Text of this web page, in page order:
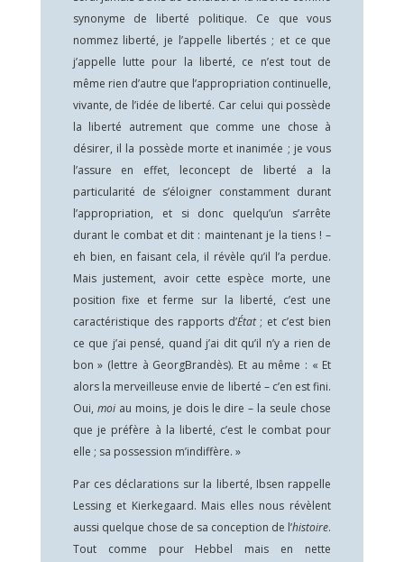
synonyme de liberté politique. Ce que vous
nommez liberté, je l’appelle libertés ; et ce que
j’appelle lutte pour la liberté, ce n’est tout de
même rien d’autre que l’appropriation continuelle,
vivante, de l’idée de liberté. Car celui qui possède
la liberté autrement que comme une chose à
désirer, il la possède morte et inanimée ; je vous
l’assure en effet, leconcept de liberté a la
particularité de s’éloigner constamment durant
l’appropriation, et si donc quelqu’un s’arrête
durant le combat et dit : maintenant je la tiens ! –
eh bien, en faisant cela, il révèle qu’il l’a perdue.
Mais justement, avoir cette espèce morte, une
position fixe et ferme sur la liberté, c’est une
caractéristique des rapports d’État ; et c’est bien
ce que j’ai pensé, quand j’ai dit qu’il n’y a rien de
bon » (lettre à GeorgBrandès). Et au même : « Et
alors la merveilleuse envie de liberté – c’en est fini.
Oui, moi au moins, je dois le dire – la seule chose
que je préfère à la liberté, c’est le combat pour
elle ; sa possession m’indiffère. »
Par ces déclarations sur la liberté, Ibsen rappelle
Lessing et Kierkegaard. Mais elles nous révèlent
aussi quelque chose de sa conception de l’histoire.
Tout comme pour Hebbel mais en nette